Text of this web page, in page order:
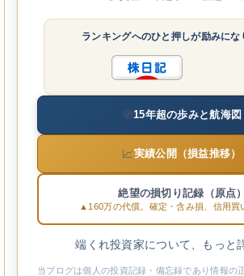
ランキングへのひと押しが励みにな
🧭15年超の歩みと航海図
📈実績公開（損益推移）
絶望の損切り記録（原点）
▲160万の代償。確定・含み損、信用買
端くれ投資家について、もっと
当ブログは個人の投資記録・備忘録であり情報の